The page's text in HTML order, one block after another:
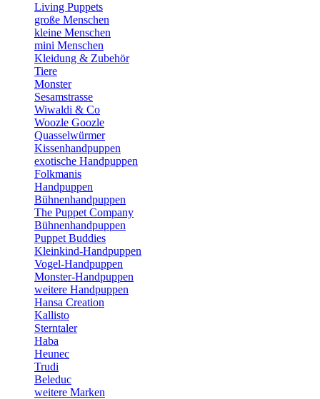
Living Puppets
große Menschen
kleine Menschen
mini Menschen
Kleidung & Zubehör
Tiere
Monster
Sesamstrasse
Wiwaldi & Co
Woozle Goozle
Quasselwürmer
Kissenhandpuppen
exotische Handpuppen
Folkmanis
Handpuppen
Bühnenhandpuppen
The Puppet Company
Bühnenhandpuppen
Puppet Buddies
Kleinkind-Handpuppen
Vogel-Handpuppen
Monster-Handpuppen
weitere Handpuppen
Hansa Creation
Kallisto
Sterntaler
Haba
Heunec
Trudi
Beleduc
weitere Marken